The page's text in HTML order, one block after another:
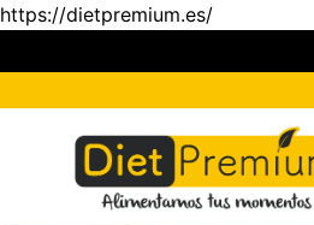
https://dietpremium.es/
al
contenido